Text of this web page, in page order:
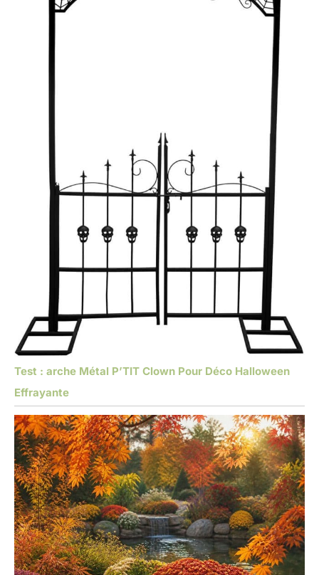
Test : arche Métal P’TIT Clown Pour Déco Halloween
Effrayante